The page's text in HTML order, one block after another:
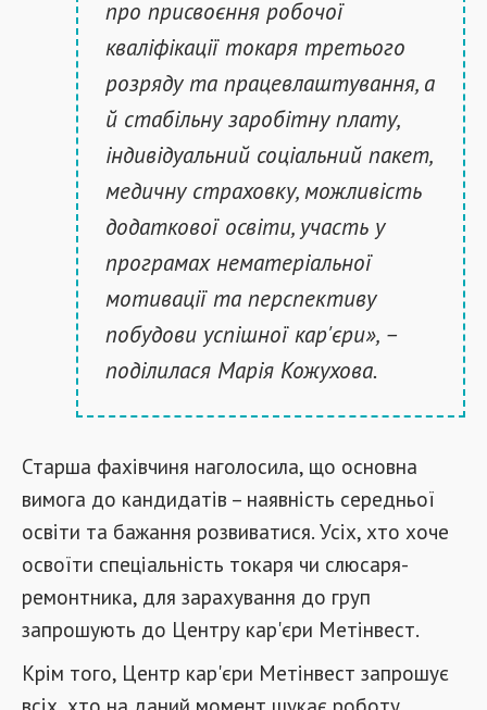
про присвоєння робочої
кваліфікації токаря третього
розряду та працевлаштування, а
й стабільну заробітну плату,
індивідуальний соціальний пакет,
медичну страховку, можливість
додаткової освіти, участь у
програмах нематеріальної
мотивації та перспективу
побудови успішної кар'єри», –
поділилася Марія Кожухова.
Старша фахівчиня наголосила, що основна
вимога до кандидатів – наявність середньої
освіти та бажання розвиватися. Усіх, хто хоче
освоїти спеціальність токаря чи слюсаря-
ремонтника, для зарахування до груп
запрошують до Центру кар'єри Метінвест.
Крім того, Центр кар'єри Метінвест запрошує